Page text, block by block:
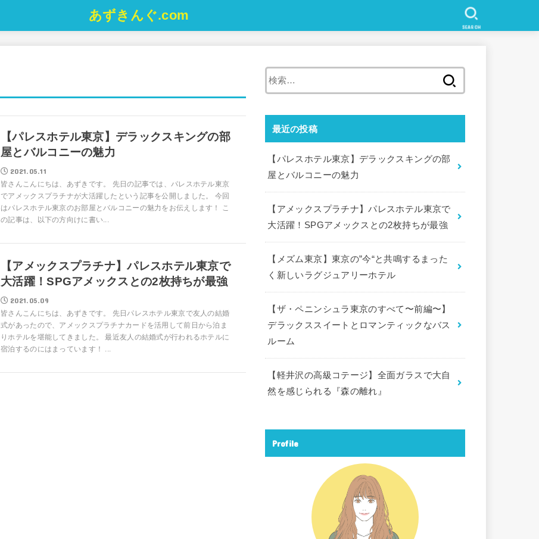
あずきんぐ.com
SEARCH
【パレスホテル東京】デラックスキングの部
屋とバルコニーの魅力
2021.05.11
皆さんこんにちは、あずきです。 先日の記事では、パレスホテル東京
でアメックスプラチナが大活躍したという記事を公開しました。 今回
はパレスホテル東京のお部屋とバルコニーの魅力をお伝えします！ こ
の記事は、以下の方向けに書い...
【アメックスプラチナ】パレスホテル東京で
大活躍！SPGアメックスとの2枚持ちが最強
2021.05.09
皆さんこんにちは、あずきです。 先日パレスホテル東京で友人の結婚
式があったので、アメックスプラチナカードを活用して前日から泊ま
りホテルを堪能してきました。 最近友人の結婚式が行われるホテルに
宿泊するのにはまっています！ ...
索
最近の投稿
【パレスホテル東京】デラックスキングの部
屋とバルコニーの魅力
【アメックスプラチナ】パレスホテル東京で
大活躍！SPGアメックスとの2枚持ちが最強
【メズム東京】東京の”今“と共鳴するまった
く新しいラグジュアリーホテル
【ザ・ペニンシュラ東京のすべて〜前編〜】
デラックススイートとロマンティックなバス
ルーム
【軽井沢の高級コテージ】全面ガラスで大自
然を感じられる『森の離れ』
Profile